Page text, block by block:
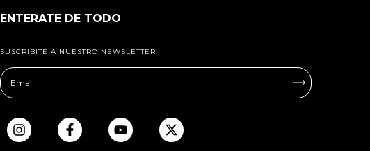
ENTERATE DE TODO
SUSCRIBITE A NUESTRO NEWSLETTER